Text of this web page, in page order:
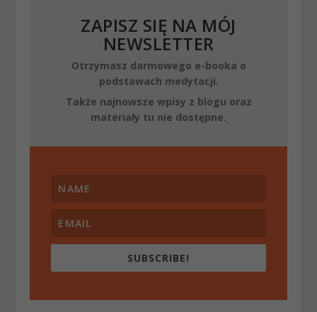
ZAPISZ SIĘ NA MÓJ
NEWSLETTER
Otrzymasz darmowego e-booka o
podstawach medytacji.
Także najnowsze wpisy z blogu oraz
materiały tu nie dostępne.
SUBSCRIBE!